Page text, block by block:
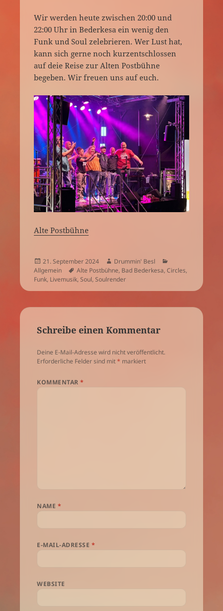
Wir werden heute zwischen 20:00 und
22:00 Uhr in Bederkesa ein wenig den
Funk und Soul zelebrieren. Wer Lust hat,
kann sich gerne noch kurzentschlossen
auf deie Reise zur Alten Postbühne
begeben. Wir freuen uns auf euch.
Alte Postbühne
Veröffentlicht
am
21. September 2024 Autor
Drummin' Besl
Allgemein
Schlagwörter
Alte Postbühne, Bad Bederkesa,Circles,
Funk, Livemusik,Soul,Soulrender
Schreibe einen Kommentar
Deine E-Mail-Adresse wird nicht veröffentlicht.
Erforderliche Felder sind mit* markiert
KOMMENTAR*
NAME *
E-MAIL-ADRESSE *
WEBSITE